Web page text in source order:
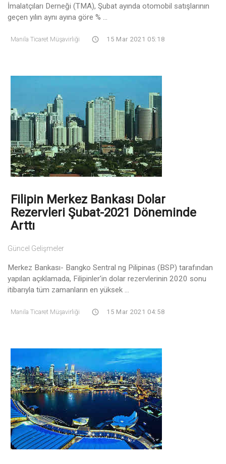
İmalatçıları Derneği (TMA), Şubat ayında otomobil satışlarının
geçen yılın aynı ayına göre % ...
Manila Ticaret Müşavirliği 15 Mar 2021 05:18
Filipin Merkez Bankası Dolar
Rezervleri Şubat-2021 Döneminde
Arttı
Güncel Gelişmeler
Merkez Bankası- Bangko Sentral ng Pilipinas (BSP) tarafından
yapılan açıklamada, Filipinler'in dolar rezervlerinin 2020 sonu
itibarıyla tüm zamanların en yüksek ...
Manila Ticaret Müşavirliği 15 Mar 2021 04:58